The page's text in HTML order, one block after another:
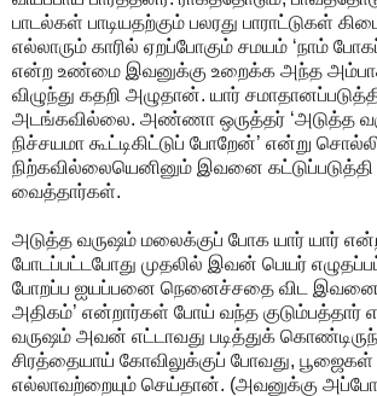
பாடல்கள் பாடியதற்கும் பலரது பாராட்டுகள்
எல்லாரும் காரில் ஏறப்போகும் சமயம் ‘நாம்
என்ற உண்மை இவனுக்கு உறைக்க அந்த
விழுந்து கதறி அழுதான். யார்
அடங்கவில்லை. அண்ணா ஒருத்தர் ‘அடுத்த
நிச்சயமா கூட்டிகிட்டுப் போறேன்’ என்று
நிற்கவில்லையெனினும் இவனை கட்டுப்படுத்தி
வைத்தார்கள்.
அடுத்த வருஷம் மலைக்குப் போக யார் யார்
போடப்பட்டபோது முதலில் இவன் பெயர்
போறப்ப ஐயப்பனை நெனைச்சதை விட இவனை
அதிகம்’ என்றார்கள் போய் வந்த குடும்பத்தார்
வருஷம் அவன் எட்டாவது படித்துக்
சிரத்தையாய் கோவிலுக்குப் போவது,
எல்லாவற்றையும் செய்தான். (அவனுக்கு